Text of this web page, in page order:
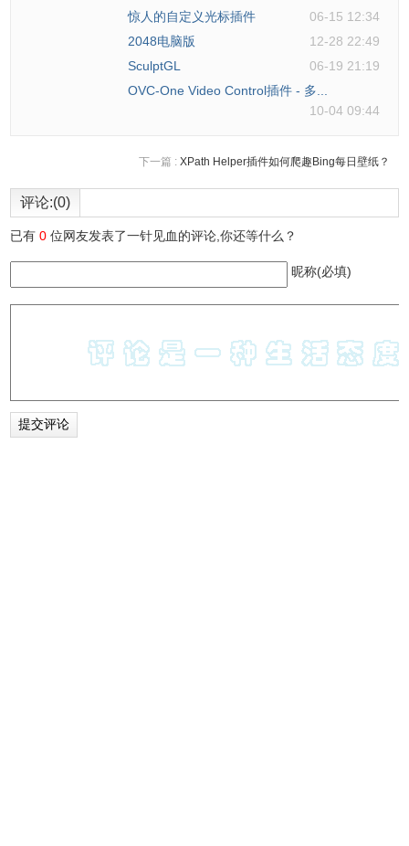
惊人的自定义光标插件
06-15 12:34
2048电脑版
12-28 22:49
SculptGL
06-19 21:19
OVC-One Video Control插件 - 多...
10-04 09:44
下一篇 : XPath Helper插件如何爬趣Bing每日壁纸？
评论:(0)
已有0 位网友发表了一针见血的评论,你还等什么？
昵称(必填)